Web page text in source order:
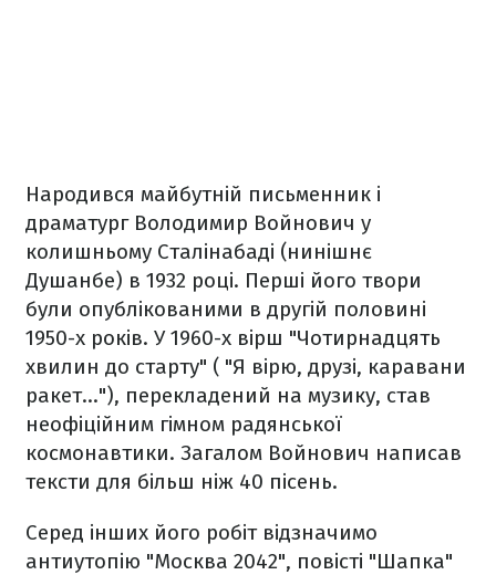
Народився майбутній письменник і
драматург Володимир Войнович у
колишньому Сталінабаді (нинішнє
Душанбе) в 1932 році. Перші його твори
були опублікованими в другій половині
1950-х років. У 1960-х вірш "Чотирнадцять
хвилин до старту" ( "Я вірю, друзі, каравани
ракет..."), перекладений на музику, став
неофіційним гімном радянської
космонавтики. Загалом Войнович написав
тексти для більш ніж 40 пісень.
Серед інших його робіт відзначимо
антиутопію "Москва 2042", повісті "Шапка"